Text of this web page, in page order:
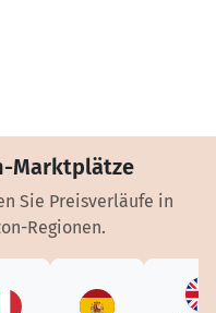
Marktplätze
Sie Preisverläufe in
Regionen.